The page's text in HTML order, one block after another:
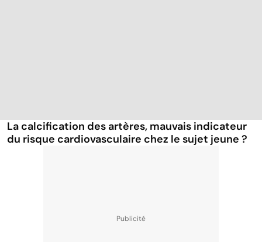
La calcification des artères, mauvais indicateur
du risque cardiovasculaire chez le sujet jeune ?